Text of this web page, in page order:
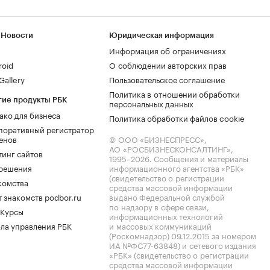
продукты РБК
для бизнеса
регистратор
сайтов
знакомств podbor.ru
управления РБК
Юридическая информация
Информация об ограничениях
О соблюдении авторских прав
Пользовательское соглашение
Политика в отношении обработки
персональных данных
Политика обработки файлов cookie
© ООО «БИЗНЕСПРЕСС»,
АО «РОСБИЗНЕСКОНСАЛТИНГ»,
1995–2026. Сообщения и материалы
информационного агентства «РБК»
(свидетельство о регистрации
средства массовой информации
выдано Федеральной службой
по надзору в сфере связи,
информационных технологий
и массовых коммуникаций
(Роскомнадзор) 09.12.2015 за номером
ИА №ФС77-63848) и сетевого издания
«РБК» (свидетельство о регистрации
средства массовой информации